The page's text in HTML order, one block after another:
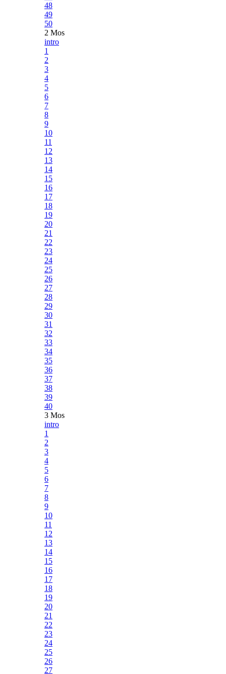
48
49
50
2 Mos
intro
1
2
3
4
5
6
7
8
9
10
11
12
13
14
15
16
17
18
19
20
21
22
23
24
25
26
27
28
29
30
31
32
33
34
35
36
37
38
39
40
3 Mos
intro
1
2
3
4
5
6
7
8
9
10
11
12
13
14
15
16
17
18
19
20
21
22
23
24
25
26
27